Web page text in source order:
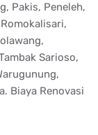
Pakis, Peneleh,
Sarioso,
Biaya Renovasi